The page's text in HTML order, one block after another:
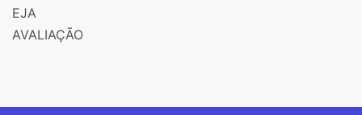
EJA
AVALIAÇÃO